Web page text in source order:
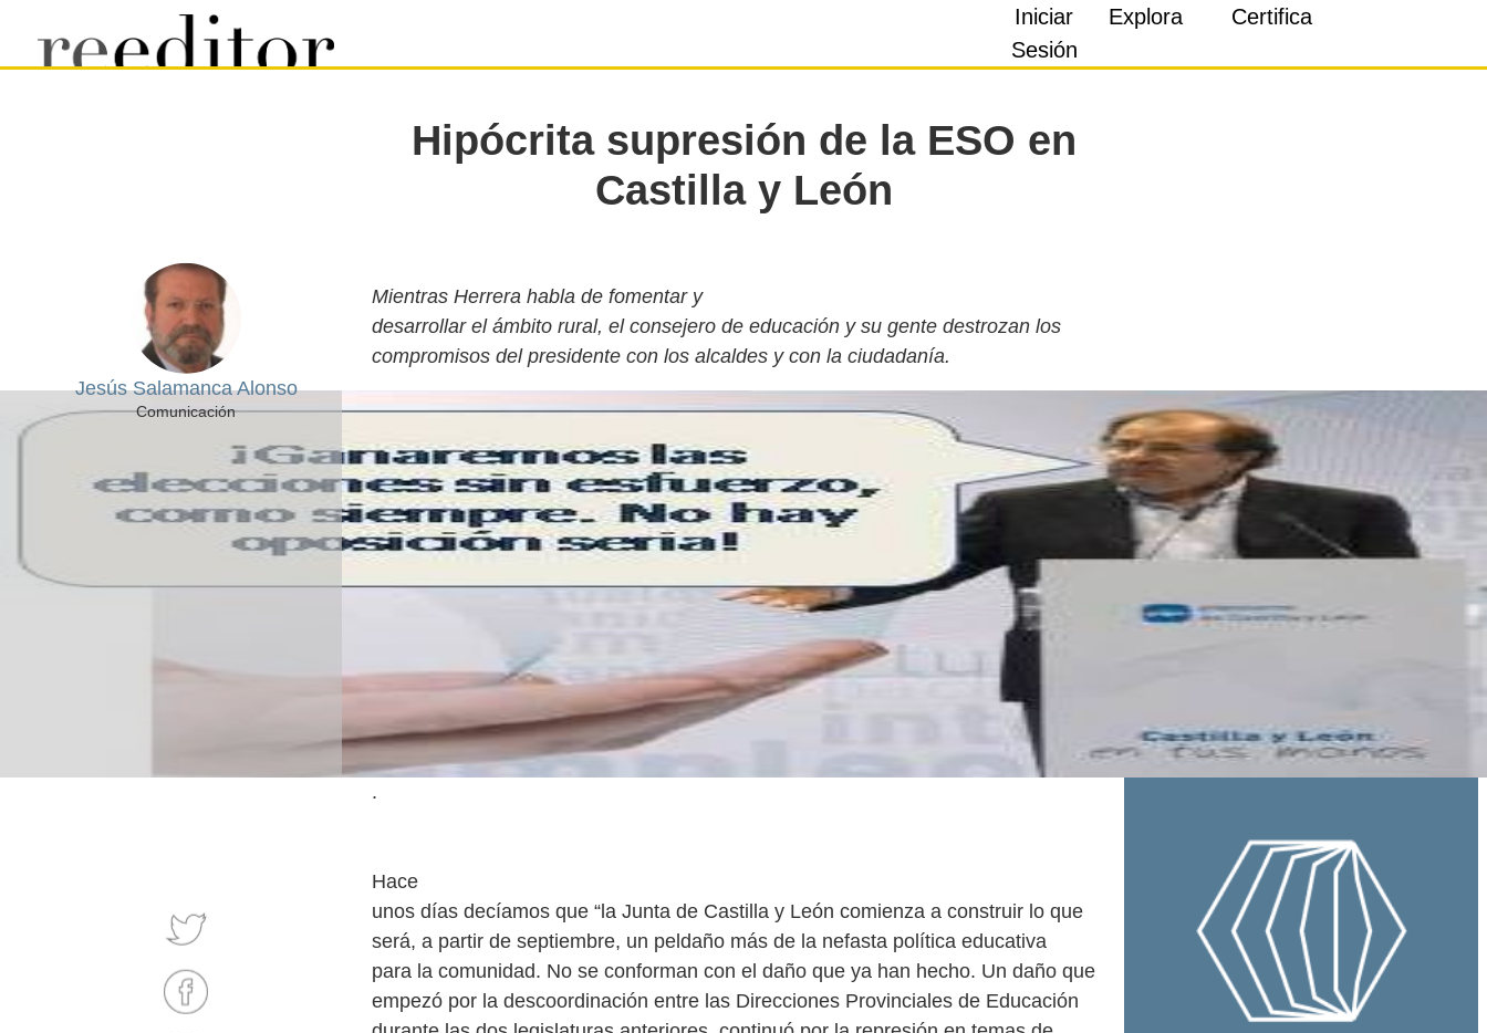
Iniciar
Sesión
Explora Certifica
Jesús Salamanca Alonso
Comunicación
Hipócrita supresión de la ESO en
Castilla y León
Mientras Herrera habla de fomentar y
desarrollar el ámbito rural, el consejero de educación y su gente destrozan los
compromisos del presidente con los alcaldes y con la ciudadanía.
.
Hace
unos días decíamos que “la Junta de Castilla y León comienza a construir lo que
será, a partir de septiembre, un peldaño más de la nefasta política educativa
para la comunidad. No se conforman con el daño que ya han hecho. Un daño que
empezó por la descoordinación entre las Direcciones Provinciales de Educación